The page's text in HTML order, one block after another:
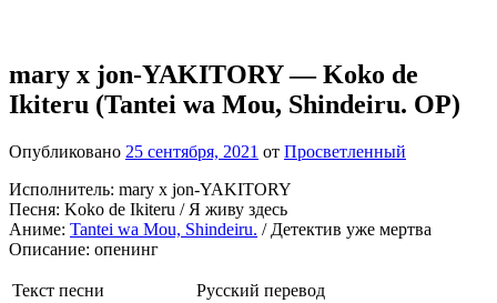
mary x jon-YAKITORY — Koko de
Ikiteru (Tantei wa Mou, Shindeiru. OP)
Опубликовано 25 сентября, 2021 от Просветленный
Исполнитель: mary x jon-YAKITORY
Песня: Koko de Ikiteru / Я живу здесь
Аниме: Tantei wa Mou, Shindeiru. / Детектив уже мертва
Описание: опенинг
Текст песни
Русский перевод